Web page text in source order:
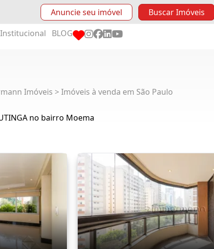
Anuncie seu imóvel Buscar Imóveis
Institucional BLOG
Imóveis > Imóveis à venda em São Paulo
no bairro Moema